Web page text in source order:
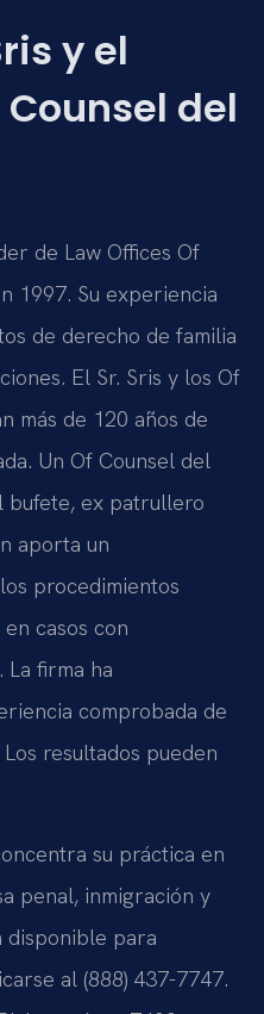
y el
del
de Law Offices Of
1997. Su experiencia
de derecho de familia
El Sr. Sris y los Of
más de 120 años de
Un Of Counsel del
bufete, ex patrullero
aporta un
procedimientos
casos con
firma ha
comprobada de
resultados pueden
su práctica en
penal, inmigración y
disponible para
al (888) 437-7747.